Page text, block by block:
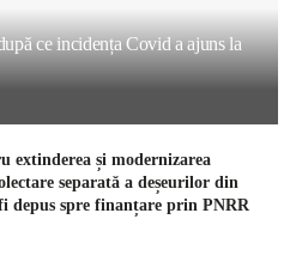
ce incidența Covid a ajuns la
extinderea și modernizarea
separată a deșeurilor din
depus spre finanțare prin PNRR